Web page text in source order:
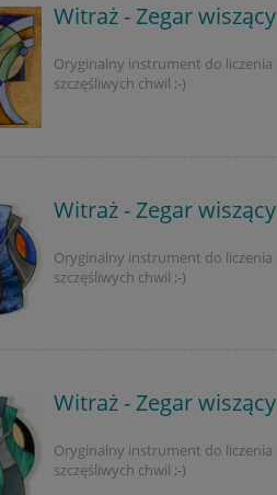
Witraż - Zegar wiszący
Oryginalny instrument do liczenia
szczęśliwych chwil ;-)
Witraż - Zegar wiszący
Oryginalny instrument do liczenia
szczęśliwych chwil ;-)
Witraż - Zegar wiszący
Oryginalny instrument do liczenia
szczęśliwych chwil ;-)